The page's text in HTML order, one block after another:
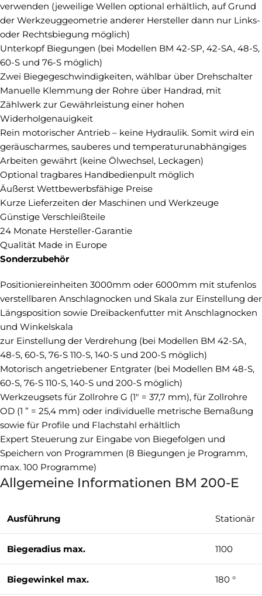
verwenden (jeweilige Wellen optional erhältlich, auf Grund
der Werkzeuggeometrie anderer Hersteller dann nur Links-
oder Rechtsbiegung möglich)
Unterkopf Biegungen (bei Modellen BM 42-SP, 42-SA, 48-S,
60-S und 76-S möglich)
Zwei Biegegeschwindigkeiten, wählbar über Drehschalter
Manuelle Klemmung der Rohre über Handrad, mit
Zählwerk zur Gewährleistung einer hohen
Widerholgenauigkeit
Rein motorischer Antrieb – keine Hydraulik. Somit wird ein
geräuscharmes, sauberes und temperaturunabhängiges
Arbeiten gewährt (keine Ölwechsel, Leckagen)
Optional tragbares Handbedienpult möglich
Äußerst Wettbewerbsfähige Preise
Kurze Lieferzeiten der Maschinen und Werkzeuge
Günstige Verschleißteile
24 Monate Hersteller-Garantie
Qualität Made in Europe
Sonderzubehör
Positioniereinheiten 3000mm oder 6000mm mit stufenlos
verstellbaren Anschlagnocken und Skala zur Einstellung der
Längsposition sowie Dreibackenfutter mit Anschlagnocken
und Winkelskala
zur Einstellung der Verdrehung (bei Modellen BM 42-SA,
48-S, 60-S, 76-S 110-S, 140-S und 200-S möglich)
Motorisch angetriebener Entgrater (bei Modellen BM 48-S,
60-S, 76-S 110-S, 140-S und 200-S möglich)
Werkzeugsets für Zollrohre G (1″ = 37,7 mm), für Zollrohre
OD (1 ” = 25,4 mm) oder individuelle metrische Bemaßung
sowie für Profile und Flachstahl erhältlich
Expert Steuerung zur Eingabe von Biegefolgen und
Speichern von Programmen (8 Biegungen je Programm,
max. 100 Programme)
Allgemeine Informationen BM 200-E
Ausführung Stationär
Biegeradius max. 1100
Biegewinkel max. 180 °